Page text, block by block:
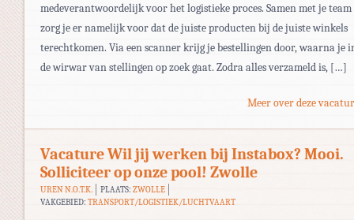
medeverantwoordelijk voor het logistieke proces. Samen met je team
zorg je er namelijk voor dat de juiste producten bij de juiste winkels
terechtkomen. Via een scanner krijg je bestellingen door, waarna je
de wirwar van stellingen op zoek gaat. Zodra alles verzameld is, […]
Meer over deze
Vacature Wil jij werken bij Instabox? Mooi.
Solliciteer op onze pool! Zwolle
UREN N.O.T.K. PLAATS: ZWOLLE
VAKGEBIED: TRANSPORT/LOGISTIEK/LUCHTVAART